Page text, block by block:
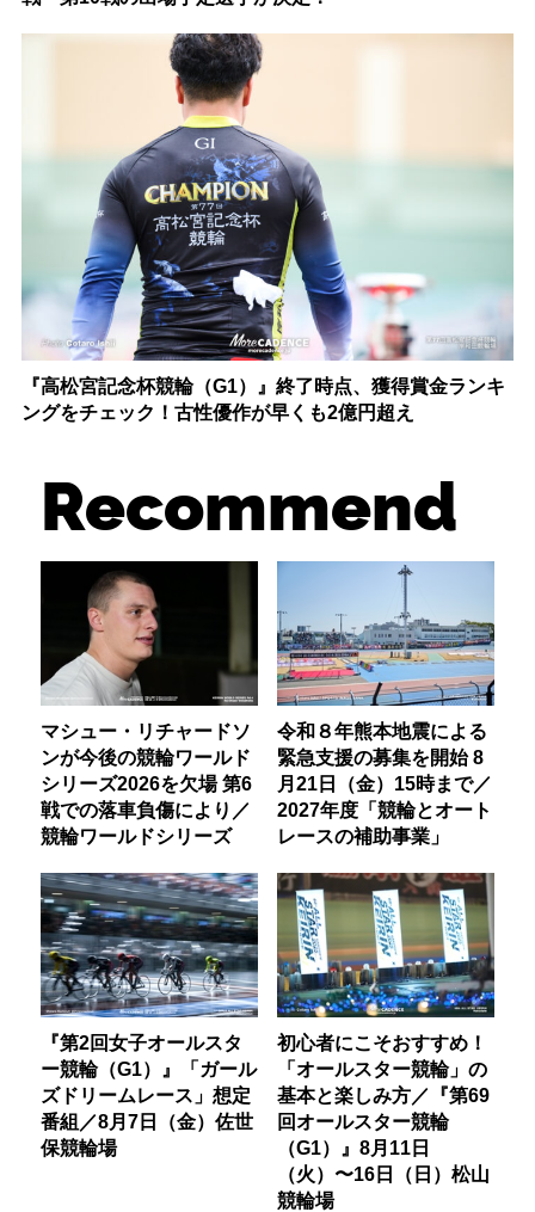
『高松宮記念杯競輪（G1）』終了時点、獲得賞金ランキ
ングをチェック！古性優作が早くも2億円超え
Recommend
マシュー・リチャードソ
ンが今後の競輪ワールド
シリーズ2026を欠場 第6
戦での落車負傷により／
競輪ワールドシリーズ
令和８年熊本地震による
緊急支援の募集を開始 8
月21日（金）15時まで／
2027年度「競輪とオート
レースの補助事業」
『第2回女子オールスタ
ー競輪（G1）』「ガール
ズドリームレース」想定
番組／8月7日（金）佐世
保競輪場
初心者にこそおすすめ！
「オールスター競輪」の
基本と楽しみ方／『第69
回オールスター競輪
（G1）』8月11日
（火）〜16日（日）松山
競輪場